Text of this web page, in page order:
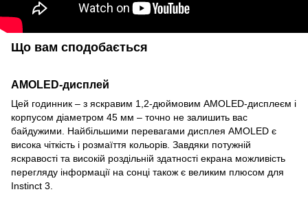
Що вам сподобається
AMOLED-дисплей
Цей годинник – з яскравим 1,2-дюймовим AMOLED-дисплеєм і
корпусом діаметром 45 мм – точно не залишить вас
байдужими. Найбільшими перевагами дисплея AMOLED є
висока чіткість і розмаїття кольорів. Завдяки потужній
яскравості та високій роздільній здатності екрана можливість
перегляду інформації на сонці також є великим плюсом для
Instinct 3.